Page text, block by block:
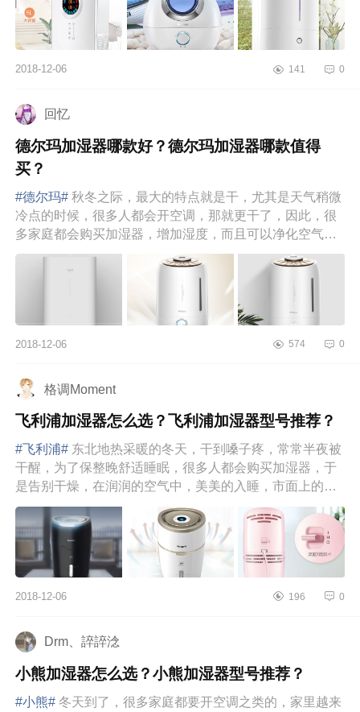
2018-12-06 141 0
回忆
德尔玛加湿器哪款好？德尔玛加湿器哪款值得
买？
#德尔玛# 秋冬之际，最大的特点就是干，尤其是天气稍微
冷点的时候，很多人都会开空调，那就更干了，因此，很
多家庭都会购买加湿器，增加湿度，而且可以净化空气。
那么，那么多品牌的...
2018-12-06 574 0
格调Moment
飞利浦加湿器怎么选？飞利浦加湿器型号推荐？
#飞利浦# 东北地热采暖的冬天，干到嗓子疼，常常半夜被
干醒，为了保整晚舒适睡眠，很多人都会购买加湿器，于
是告别干燥，在润润的空气中，美美的入睡，市面上的加
湿器品牌和款式太多...
2018-12-06 196 0
Drm、誶誶淰
小熊加湿器怎么选？小熊加湿器型号推荐？
#小熊# 冬天到了，很多家庭都要开空调之类的，家里越来